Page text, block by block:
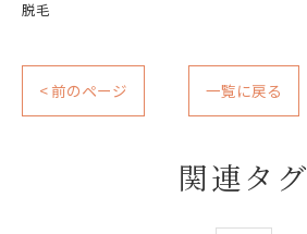
脱毛
< 前のページ 一覧に戻る
関連タグ